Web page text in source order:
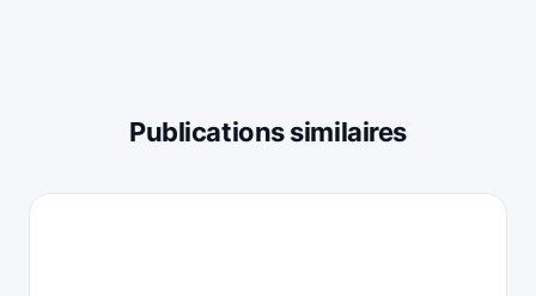
Publications similaires